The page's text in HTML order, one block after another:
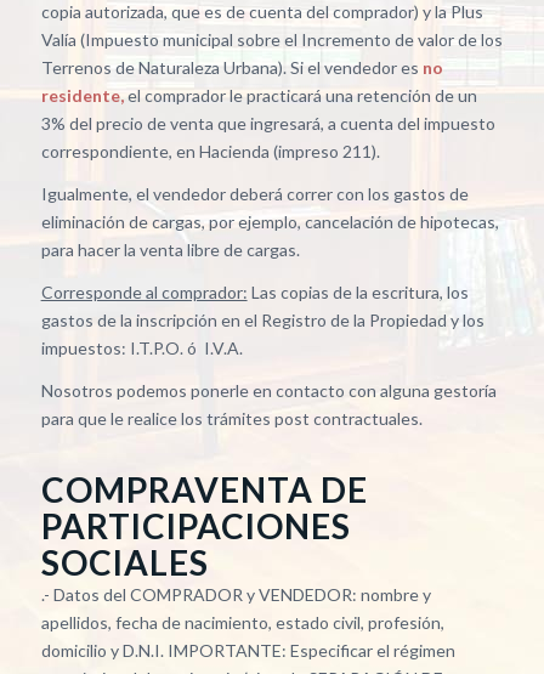
copia autorizada, que es de cuenta del comprador) y la Plus
Valía (Impuesto municipal sobre el Incremento de valor de los
Terrenos de Naturaleza Urbana). Si el vendedor es no
residente,el comprador le practicará una retención de un
3% del precio de venta que ingresará, a cuenta del impuesto
correspondiente, en Hacienda (impreso 211).
Igualmente, el vendedor deberá correr con los gastos de
eliminación de cargas, por ejemplo, cancelación de hipotecas,
para hacer la venta libre de cargas.
Corresponde al comprador: Las copias de la escritura, los
gastos de la inscripción en el Registro de la Propiedad y los
impuestos: I.T.P.O. ó I.V.A.
Nosotros podemos ponerle en contacto con alguna gestoría
para que le realice los trámites post contractuales.
COMPRAVENTA DE
PARTICIPACIONES
SOCIALES
.- Datos del COMPRADOR y VENDEDOR: nombre y
apellidos, fecha de nacimiento, estado civil, profesión,
domicilio y D.N.I. IMPORTANTE: Especificar el régimen